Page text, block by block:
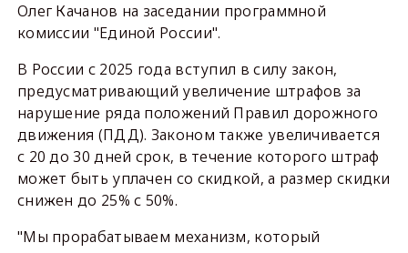
Олег Качанов на заседании программной
комиссии "Единой России".
В России с 2025 года вступил в силу закон,
предусматривающий увеличение штрафов за
нарушение ряда положений Правил дорожного
движения (ПДД). Законом также увеличивается
с 20 до 30 дней срок, в течение которого штраф
может быть уплачен со скидкой, а размер скидки
снижен до 25% с 50%.
"Мы прорабатываем механизм, который